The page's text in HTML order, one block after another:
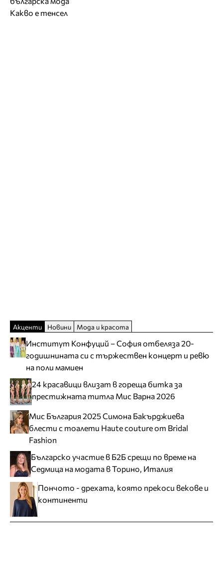
Какво е тенсел
Акценти Новини Мода и красота
Институт Конфуций – София отбеляза 20-
годишнината си с тържествен концерт и ревю
на поли мамиен
24 красавици влизат в гореща битка за
престижната титла Мис Варна 2026
Мис България 2025 Симона Бакърджиева
блести с тоалети Haute couture от Bridal
Fashion
Българско участие в Б2Б срещи по време на
Седмица на модата в Торино, Италия
Пончото - дрехата, която прекоси векове и
континенти